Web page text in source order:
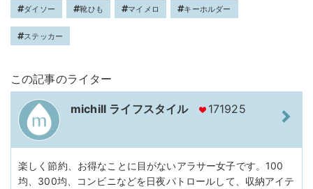
ダイソー 靴ひも マイメロ キーホルダー
ステッカー
この記事のライター
michill ライフスタイル 171925
楽しく節約、お得なことに目がないアラサー女子です。100
均、300均、コンビニなどを日夜パトロールして、収納アイテ